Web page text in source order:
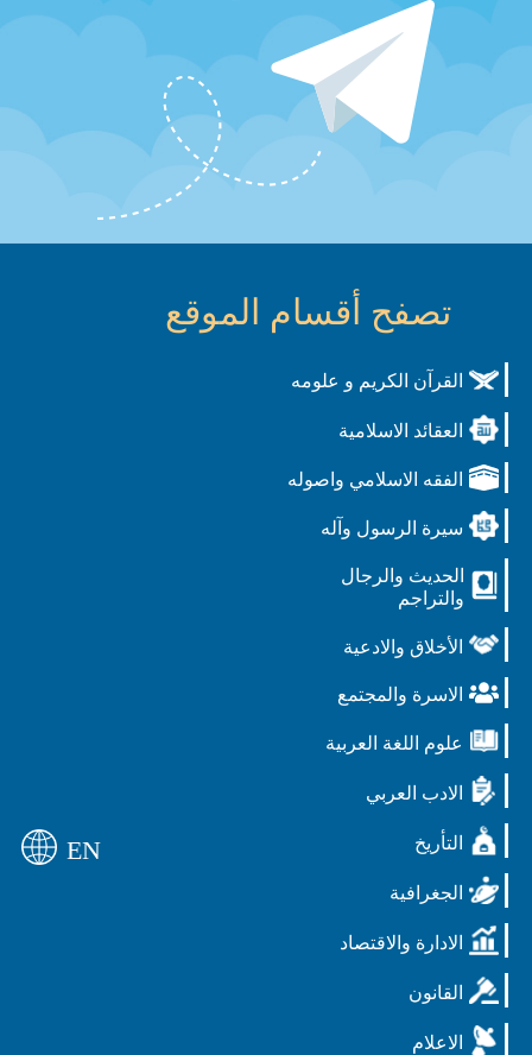
تصفح أقسام الموقع
القرآن الكريم و علومه
العقائد الاسلامية
الفقه الاسلامي واصوله
سيرة الرسول وآله
الحديث والرجال
والتراجم
الأخلاق والادعية
الاسرة والمجتمع
علوم اللغة العربية
الادب العربي
التأريخ
الجغرافية
الادارة والاقتصاد
القانون
الاعلام
EN